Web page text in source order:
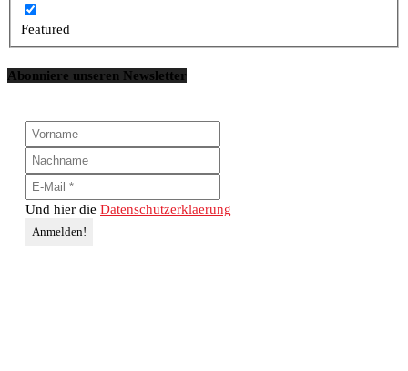
Featured
Abonniere unseren Newsletter
Und hier die Datenschutzerklaerung